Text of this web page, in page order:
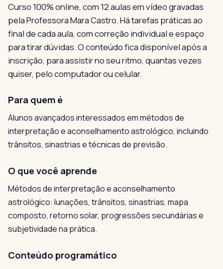
Curso 100% online, com 12 aulas em vídeo gravadas
pela Professora Mara Castro. Há tarefas práticas ao
final de cada aula, com correção individual e espaço
para tirar dúvidas. O conteúdo fica disponível após a
inscrição, para assistir no seu ritmo, quantas vezes
quiser, pelo computador ou celular.
Para quem é
Alunos avançados interessados em métodos de
interpretação e aconselhamento astrológico, incluindo
trânsitos, sinastrias e técnicas de previsão.
O que você aprende
Métodos de interpretação e aconselhamento
astrológico: lunações, trânsitos, sinastrias, mapa
composto, retorno solar, progressões secundárias e
subjetividade na prática.
Conteúdo programático